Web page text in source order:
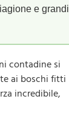
e grandi
contadine si
ai boschi fitti
incredibile,